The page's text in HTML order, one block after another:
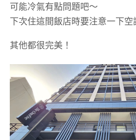
可能冷氣有點問題吧～
下次住這間飯店時要注意一下空
其他都很完美！